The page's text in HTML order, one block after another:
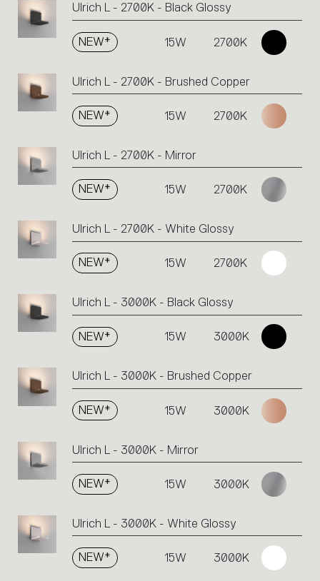
Ulrich L - 2700K - Black Glossy
NEW* 15W 2700K
Ulrich L - 2700K - Brushed Copper
NEW* 15W 2700K
Ulrich L - 2700K - Mirror
NEW* 15W 2700K
Ulrich L - 2700K - White Glossy
NEW* 15W 2700K
Ulrich L - 3000K - Black Glossy
NEW* 15W 3000K
Ulrich L - 3000K - Brushed Copper
NEW* 15W 3000K
Ulrich L - 3000K - Mirror
NEW* 15W 3000K
Ulrich L - 3000K - White Glossy
NEW* 15W 3000K